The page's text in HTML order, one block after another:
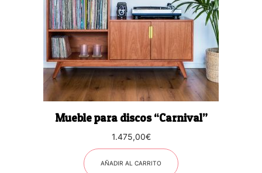
Mueble para discos “Carnival”
1.475,00€
AÑADIR AL CARRITO